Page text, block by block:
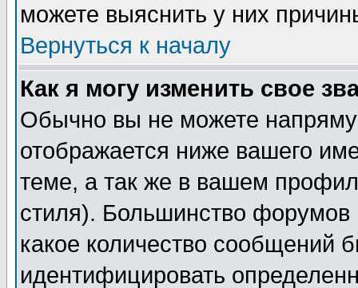
можете выяснить у них
Вернуться к началу
Как я могу изменить свое
Обычно вы не можете
отображается ниже вашего
теме, а так же в вашем
стиля). Большинство форумов
какое количество сообщений
идентифицировать